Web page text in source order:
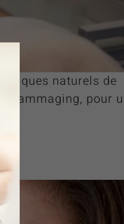
naturels de
pour